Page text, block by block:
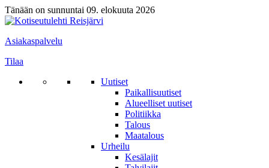
Tänään on sunnuntai 09. elokuuta 2026
Asiakaspalvelu
Tilaa
Uutiset
Paikallisuutiset
Alueelliset uutiset
Politiikka
Talous
Maatalous
Urheilu
Kesälajit